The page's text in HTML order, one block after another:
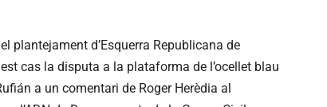
plantejament d’Esquerra Republicana de
cas la disputa a la plataforma de l’ocellet blau
a un comentari de Roger Herèdia al